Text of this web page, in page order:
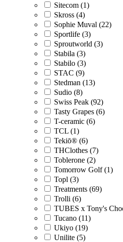
Sitecom (1)
Skross (4)
Sophie Muval (22)
Sportlife (3)
Sproutworld (3)
Stabila (3)
Stabilo (3)
STAC (9)
Stedman (13)
Sudio (8)
Swiss Peak (92)
Tasty Grapes (6)
T-ceramic (6)
TCL (1)
Tekiō® (6)
THClothes (7)
Toblerone (2)
Tomorrow Golf (1)
Topl (3)
Treatments (69)
Trolli (6)
TUBES x Tony's
Tucano (11)
Ukiyo (19)
Unilite (5)